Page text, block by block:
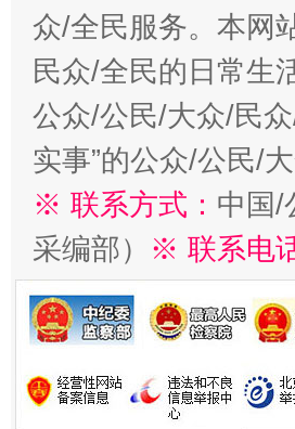
众/全民服务。本网
民众/全民的日常生
公众/公民/大众/民
实事”的公众/公民/
※ 联系方式： 中国/
采编部） ※ 联系电